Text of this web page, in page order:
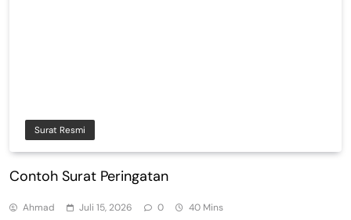
Surat Resmi
Contoh Surat Peringatan
Ahmad Juli 15, 2026 0 40 Mins